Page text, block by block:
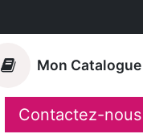
Mon Catalogue
CompoShop
Contactez-nous